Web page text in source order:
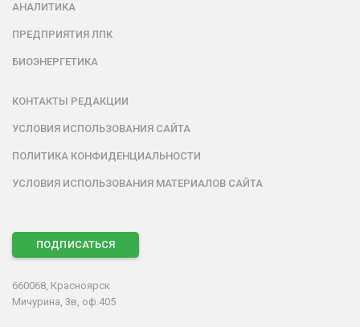
АНАЛИТИКА
ПРЕДПРИЯТИЯ ЛПК
БИОЭНЕРГЕТИКА
КОНТАКТЫ РЕДАКЦИИ
УСЛОВИЯ ИСПОЛЬЗОВАНИЯ САЙТА
ПОЛИТИКА КОНФИДЕНЦИАЛЬНОСТИ
УСЛОВИЯ ИСПОЛЬЗОВАНИЯ МАТЕРИАЛОВ САЙТА
ПОДПИСАТЬСЯ
660068, Красноярск
Мичурина, 3в, оф.405